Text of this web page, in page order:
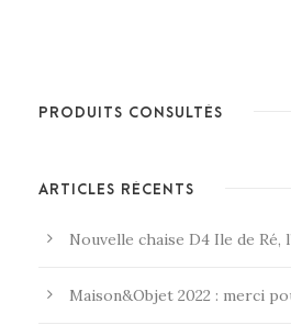
PRODUITS CONSULTÉS
ARTICLES RÉCENTS
Nouvelle chaise D4 Ile de Ré,
Maison&Objet 2022 : merci